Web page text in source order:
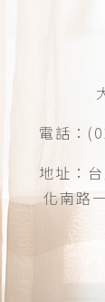
電話：
地址：
化南路